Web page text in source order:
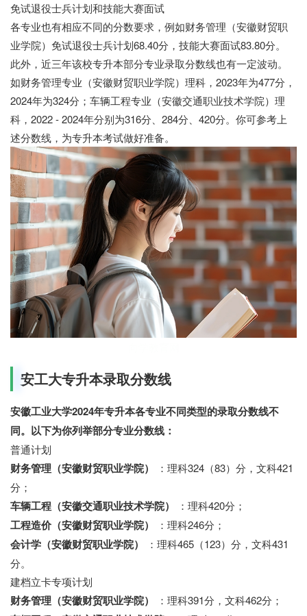
免试退役士兵计划和技能大赛面试
各专业也有相应不同的分数要求，例如财务管理（安徽财贸职
业学院）免试退役士兵计划68.40分，技能大赛面试83.80分。
此外，近三年该校专升本部分专业录取分数线也有一定波动。
如财务管理专业（安徽财贸职业学院）理科，2023年为477分，
2024年为324分；车辆工程专业（安徽交通职业技术学院）理
科，2022 - 2024年分别为316分、284分、420分。你可参考上
述分数线，为专升本考试做好准备。
安工大专升本录取分数线
安徽工业大学2024年专升本各专业不同类型的录取分数线不
同。以下为你列举部分专业分数线：
普通计划
财务管理（安徽财贸职业学院）
：理科324（83）分，文科421
分；
车辆工程（安徽交通职业技术学院） ：理科420分；
工程造价（安徽财贸职业学院） ：理科246分；
会计学（安徽财贸职业学院）
：理科465（123）分，文科431
分。
建档立卡专项计划
财务管理（安徽财贸职业学院） ：理科391分，文科462分；